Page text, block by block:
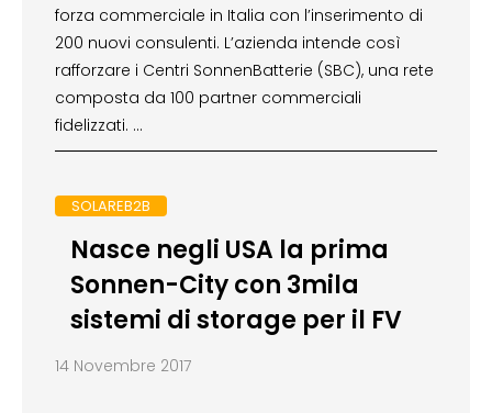
forza commerciale in Italia con l’inserimento di
200 nuovi consulenti. L’azienda intende così
rafforzare i Centri SonnenBatterie (SBC), una rete
composta da 100 partner commerciali
fidelizzati. …
SOLAREB2B
Nasce negli USA la prima
Sonnen-City con 3mila
sistemi di storage per il FV
14 Novembre 2017